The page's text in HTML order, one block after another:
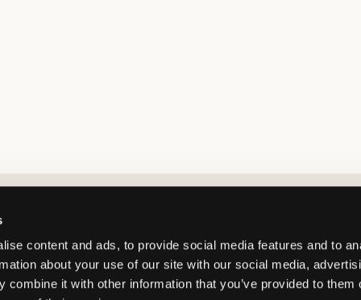
content and ads, to provide social media features and to
about your use of our site with our social media,
combine it with other information that you’ve provided to them